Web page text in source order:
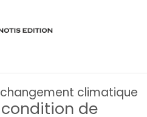
changement climatique
condition de